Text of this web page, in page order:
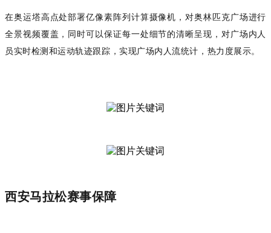
在奥运塔高点处部署亿像素阵列计算摄像机，对奥林匹克广场进行
全景视频覆盖，同时可以保证每一处细节的清晰呈现，对广场内人
员实时检测和运动轨迹跟踪，实现广场内人流统计，热力度展示。
西安马拉松赛事保障